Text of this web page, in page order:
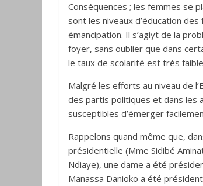
Conséquences ; les femmes se
sont les niveaux d’éducation
émancipation. Il s’agiyt de la
foyer, sans oublier que dans
le taux de scolarité est très
Malgré les efforts au niveau de
des partis politiques et dans les
susceptibles d’émerger
Rappelons quand même que,
présidentielle (Mme Sidibé
Ndiaye), une dame a été
Manassa Danioko a été